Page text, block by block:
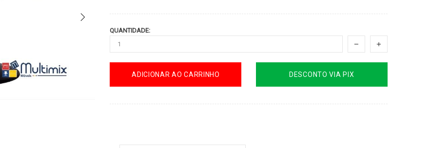
QUANTIDADE:
ADICIONAR AO CARRINHO DESCONTO VIA PIX